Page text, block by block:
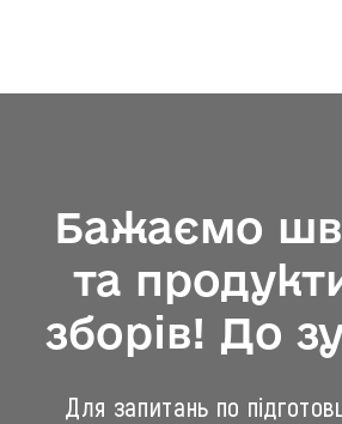
Бажаємо
та
зборів! До
Для запитань по